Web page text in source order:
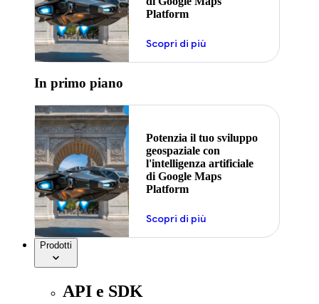
Platform
Scopri di più
In primo piano
Potenzia il tuo sviluppo
geospaziale con
l'intelligenza artificiale
di Google Maps
Platform
Scopri di più
Prodotti
API e SDK